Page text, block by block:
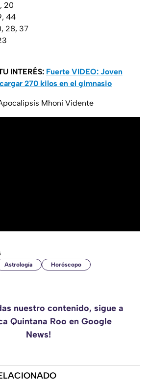
20
44
28, 37
INTERÉS: Fuerte VIDEO: Joven
270 kilos en el gimnasio
Mhoni Vidente
Astrología Horóscopo
nuestro contenido, sigue a
Quintana Roo en Google
News!